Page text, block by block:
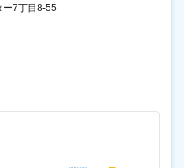
ー7丁目8-55